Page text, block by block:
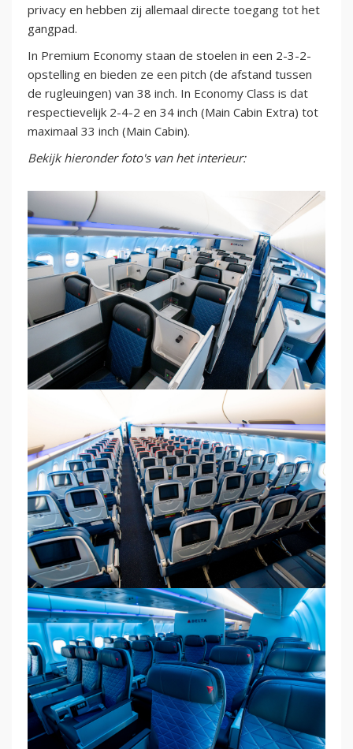
privacy en hebben zij allemaal directe toegang tot het
gangpad.
In Premium Economy staan de stoelen in een 2-3-2-
opstelling en bieden ze een pitch (de afstand tussen
de rugleuingen) van 38 inch. In Economy Class is dat
respectievelijk 2-4-2 en 34 inch (Main Cabin Extra) tot
maximaal 33 inch (Main Cabin).
Bekijk hieronder foto's van het interieur: